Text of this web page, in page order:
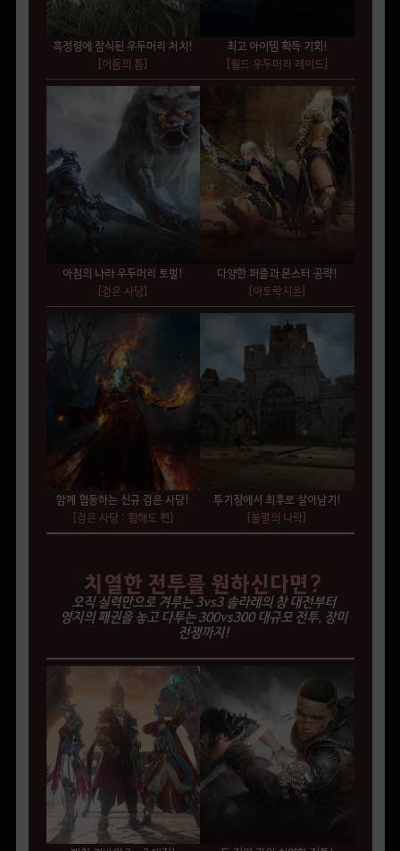
흑정령에 잠식된 우두머리 처치!
[어둠의 틈]
최고 아이템 획득 기회!
[월드 우두머리 레이드]
아침의 나라 우두머리 토벌!
[검은 사당]
다양한 퍼즐과 몬스터 공략!
[아토락시온]
함께 협동하는 신규 검은 사당!
[검은 사당 : 황해도 편]
투기장에서 최후로 살아남기!
[불멸의 나락]
치열한 전투를 원하신다면?
오직 실력만으로 겨루는 3vs3 솔라레의 창 대전부터
영지의 패권을 놓고 다투는 300vs300 대규모 전투, 장미
전쟁까지!